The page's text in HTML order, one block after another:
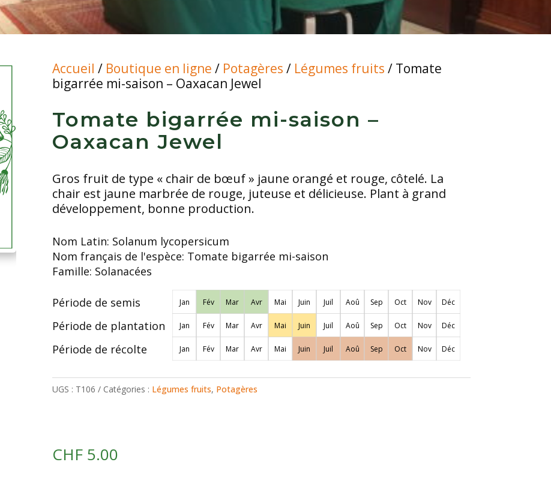
Accueil / Boutique en ligne / Potagères / Légumes fruits / Tomate
bigarrée mi-saison – Oaxacan Jewel
Tomate bigarrée mi-saison –
Oaxacan Jewel
Gros fruit de type « chair de bœuf » jaune orangé et rouge, côtelé. La
chair est jaune marbrée de rouge, juteuse et délicieuse. Plant à grand
développement, bonne production.
Nom Latin: Solanum lycopersicum
Nom français de l'espèce: Tomate bigarrée mi-saison
Famille: Solanacées
Période de semis Jan Fév Mar Avr Mai Juin Juil Aoû Sep Oct Nov Déc
Période de plantation Jan Fév Mar Avr Mai Juin Juil Aoû Sep Oct Nov Déc
Période de récolte Jan Fév Mar Avr Mai Juin Juil Aoû Sep Oct Nov Déc
UGS : T106 Catégories : Légumes fruits, Potagères
CHF5.00